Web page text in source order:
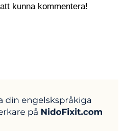
kunna kommentera!